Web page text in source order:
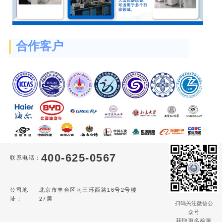
合作客户
联系电话： 400-625-0567
公司地
址：
北京市丰台区南三环西路16号2号楼
27层
扫码关注微信公
众号